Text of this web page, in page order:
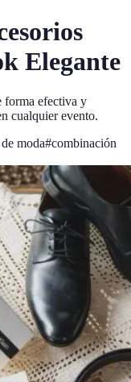
Elegante
forma efectiva y
cualquier evento.
moda#combinación